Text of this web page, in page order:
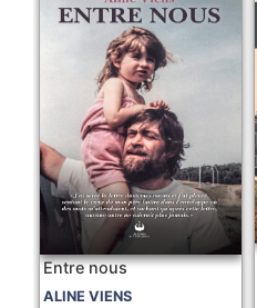
Entre nous
ALINE VIENS